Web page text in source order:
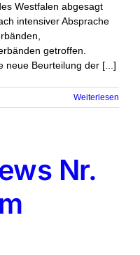
Westfalen abgesagt
intensiver Absprache
getroffen.
neue Beurteilung der [...]
Weiterlesen
Nr.